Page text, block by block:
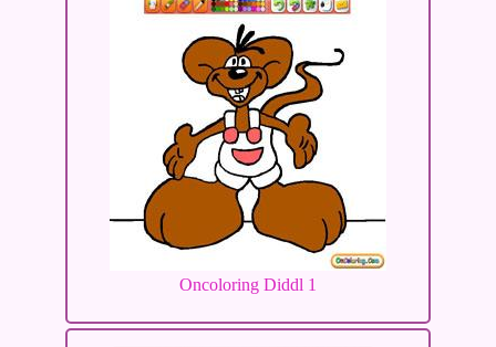
Oncoloring Diddl 1